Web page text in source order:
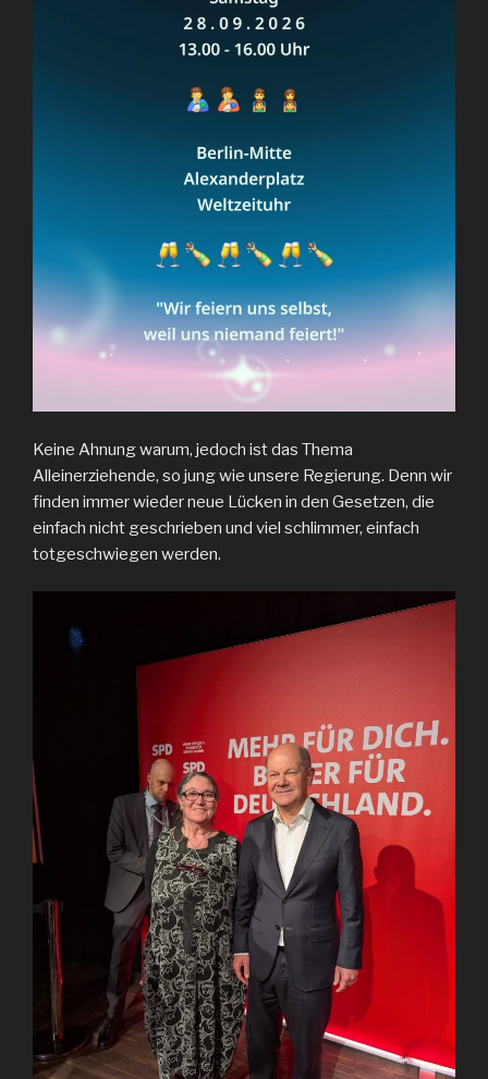
Keine Ahnung warum, jedoch ist das Thema
Alleinerziehende, so jung wie unsere Regierung. Denn wir
finden immer wieder neue Lücken in den Gesetzen, die
einfach nicht geschrieben und viel schlimmer, einfach
totgeschwiegen werden.